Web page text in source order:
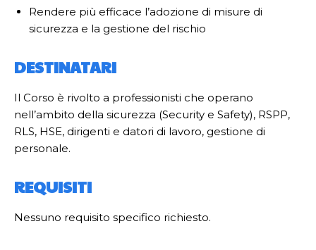
Rendere più efficace l’adozione di misure di
sicurezza e la gestione del rischio
DESTINATARI
Il Corso è rivolto a professionisti che operano
nell’ambito della sicurezza (Security e Safety), RSPP,
RLS, HSE, dirigenti e datori di lavoro, gestione di
personale.
REQUISITI
Nessuno requisito specifico richiesto.